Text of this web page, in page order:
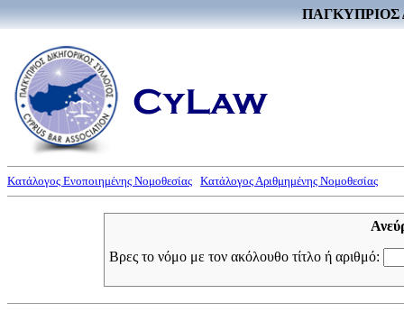
ΠΑΓΚΥΠΡΙΟΣ
Κατάλογος Ενοποιημένης Νομοθεσίας Κατάλογος Αριθμημένης Νομοθεσίας
Βρες το νόμο με τον ακόλουθο τίτλο ή αριθμό: